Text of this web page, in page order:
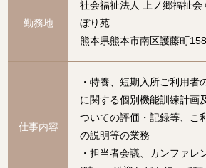
勤務地
社会福祉法人 上ノ郷福祉会
ぼり苑
熊本県熊本市南区護藤町
仕事内容
・特養、短期入所ご利用者
に関する個別機能訓練計画
ついての評価・記録等、こ
の説明等の業務
・担当者会議、カンファレ